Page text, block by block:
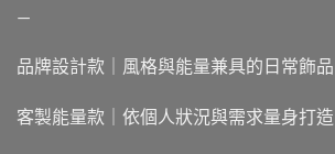
—
品牌設計款｜風格與能量兼具的日常飾品
客製能量款｜依個人狀況與需求量身打造